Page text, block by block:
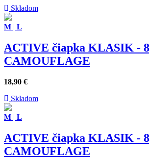
Skladom
M | L
ACTIVE čiapka KLASIK -
CAMOUFLAGE
18,90 €
Skladom
M | L
ACTIVE čiapka KLASIK -
CAMOUFLAGE